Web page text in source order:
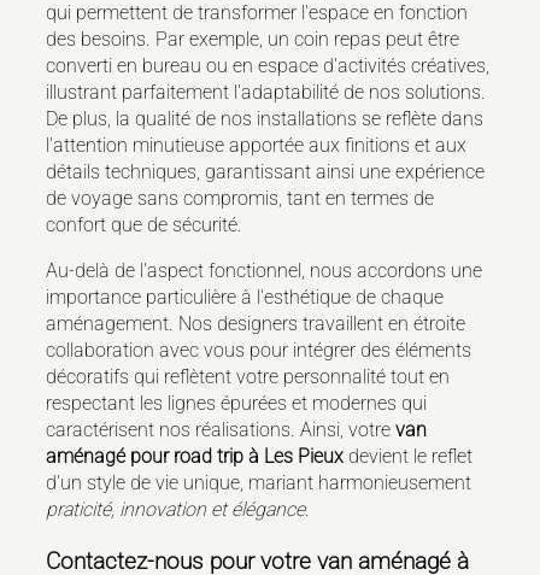
qui permettent de transformer l'espace en fonction
des besoins. Par exemple, un coin repas peut être
converti en bureau ou en espace d'activités créatives,
illustrant parfaitement l'adaptabilité de nos solutions.
De plus, la qualité de nos installations se reflète dans
l'attention minutieuse apportée aux finitions et aux
détails techniques, garantissant ainsi une expérience
de voyage sans compromis, tant en termes de
confort que de sécurité.
Au-delà de l'aspect fonctionnel, nous accordons une
importance particulière à l'esthétique de chaque
aménagement. Nos designers travaillent en étroite
collaboration avec vous pour intégrer des éléments
décoratifs qui reflètent votre personnalité tout en
respectant les lignes épurées et modernes qui
caractérisent nos réalisations. Ainsi, votrevan
aménagé pour road trip à Les Pieux devient le reflet
d'un style de vie unique, mariant harmonieusement
praticité, innovation et élégance.
Contactez-nous pour votre van aménagé à